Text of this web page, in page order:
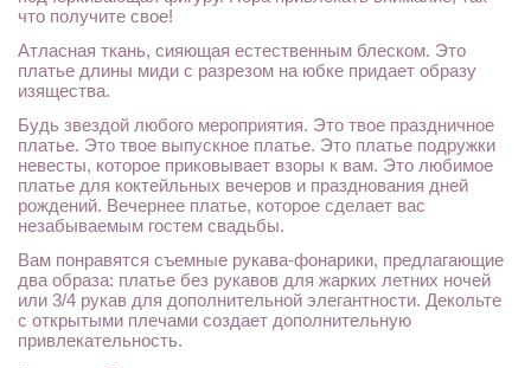
что получите свое!
Атласная ткань, сияющая естественным блеском. Это
платье длины миди с разрезом на юбке придает образу
изящества.
Будь звездой любого мероприятия. Это твое праздничное
платье. Это твое выпускное платье. Это платье подружки
невесты, которое приковывает взоры к вам. Это любимое
платье для коктейльных вечеров и празднования дней
рождений. Вечернее платье, которое сделает вас
незабываемым гостем свадьбы.
Вам понравятся съемные рукава-фонарики, предлагающие
два образа: платье без рукавов для жарких летних ночей
или 3/4 рукав для дополнительной элегантности. Декольте
с открытыми плечами создает дополнительную
привлекательность.